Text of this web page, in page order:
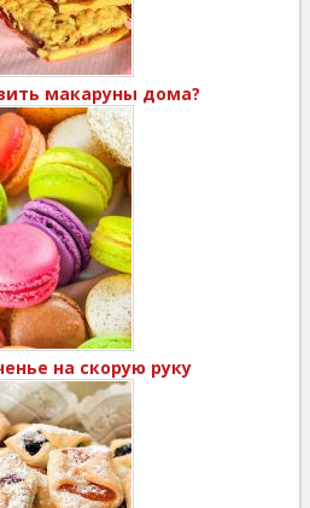
макаруны дома?
на скорую руку